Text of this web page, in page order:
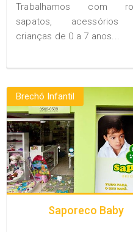
Trabalhamos com
sapatos, acessórios
crianças de 0 a 7 anos...
Brechó Infantil
Saporeco Baby